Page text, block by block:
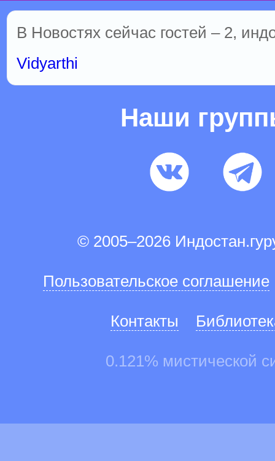
В Новостях сейчас гостей – 2,
Vidyarthi
Наши
© 2005–2026
Пользовательское соглашение
Контакты
0.121% мистической